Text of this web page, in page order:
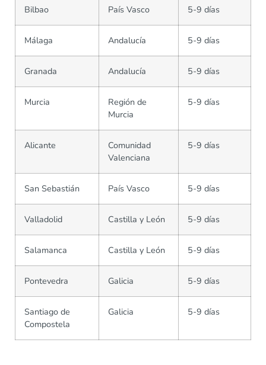
Bilbao País Vasco 5-9 días
Málaga Andalucía 5-9 días
Granada Andalucía 5-9 días
Murcia
Región de
Murcia
5-9 días
Alicante
Comunidad
Valenciana
5-9 días
San Sebastián País Vasco 5-9 días
Valladolid Castilla y León 5-9 días
Salamanca Castilla y León 5-9 días
Pontevedra Galicia 5-9 días
Santiago de
Compostela
Galicia 5-9 días